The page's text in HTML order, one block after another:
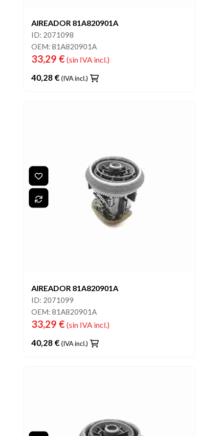
AIREADOR 81A820901A
ID: 2071098
OEM: 81A820901A
33,29 € (sin IVA incl.)
40,28 €(IVA incl.)
AIREADOR 81A820901A
ID: 2071099
OEM: 81A820901A
33,29 € (sin IVA incl.)
40,28 €(IVA incl.)